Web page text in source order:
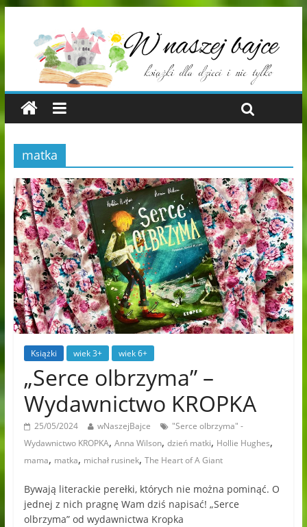
matka
Książki wiek 3+ wiek 6+
„Serce olbrzyma” –
Wydawnictwo KROPKA
25/05/2024 wNaszejBajce
"Serce olbrzyma" -
Wydawnictwo KROPKA, Anna Wilson, dzień matki, Hollie Hughes,
mama, matka, michał rusinek, The Heart of A Giant
Bywają literackie perełki, których nie można pominąć. O
jednej z nich pragnę Wam dziś napisać! „Serce
olbrzyma” od wydawnictwa Kropka